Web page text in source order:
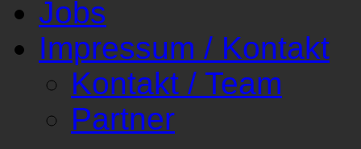
Jobs
Impressum / Kontakt
Kontakt / Team
Partner